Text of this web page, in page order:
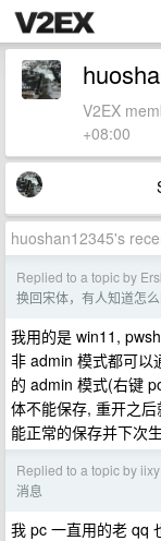
V2EX
+08:00
huoshan12345's
Replied to a topic by
换回宋体，有人知道怎么
我用的是 win11,
非 admin 模式都可以
的 admin 模式(右键
体不能保存, 重开之
能正常的保存并下次
Replied to a topic by iixy
消息
我 pc 一直用的老 qq